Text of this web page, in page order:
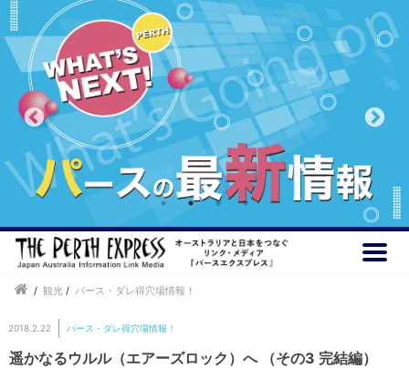
/ 観光 / パース・ダレ得穴場情報！
2018.2.22 パース・ダレ得穴場情報！
遥かなるウルル（エアーズロック）へ （その3 完結編）